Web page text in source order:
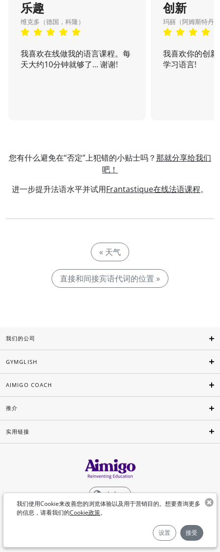
乐趣
维克多（德国，科隆）
我喜欢在线做我的语言课程。每
天大约10分钟就够了... 谢谢!
创新
玛丽（阿姆斯特丹
我喜欢你的创
学习语言!
您有什么避免在“否定”上犯错的小贴士吗？那就分享给我们
吧！
进一步提升法语水平并试用Frantastique在线法语课程。
« 天气
直接和间接宾语代词的位置 »
我们使用Cookie来改善您的浏览体验以及用于营销目的。想要查询更多
的信息，请看我们的Cookie政策。
设置 接受
我们的公司
GYMGLISH
AIMIGO COACH
推介
实用链接
中文
©Aimigo 2026